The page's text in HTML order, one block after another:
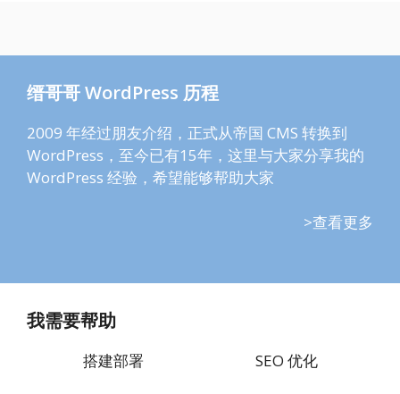
缙哥哥 WordPress 历程
2009 年经过朋友介绍，正式从帝国 CMS 转换到
WordPress，至今已有15年，这里与大家分享我的
WordPress 经验，希望能够帮助大家
>查看更多
我需要帮助
搭建部署 SEO 优化